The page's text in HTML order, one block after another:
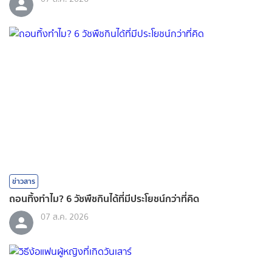
ข่าวสาร
ถอนทิ้งทำไม? 6 วัชพืชกินได้ที่มีประโยชน์กว่าที่คิด
07 ส.ค. 2026